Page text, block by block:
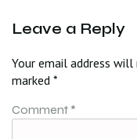
Leave a Reply
Your email address will
marked *
Comment *